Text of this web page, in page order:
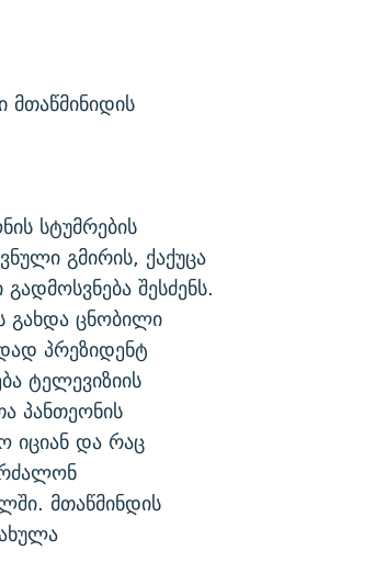
მთაწმინიდის
სტუმრების
გმირის, ქაქუცა
შესძენს.
გახდა ცნობილი
პრეზიდენტ
ტელევიზიის
პანთეონის
იციან და რაც
მთაწმინდის